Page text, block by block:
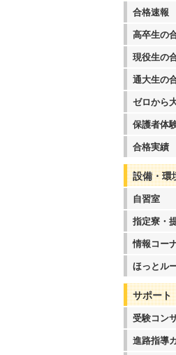
合格速報
高卒生の
現役生の
通大生の
ゼロから
保護者体
合格実績
設備・環
自習室
指定寮・
情報コー
ほっとル
サポート
受験コン
進路指導